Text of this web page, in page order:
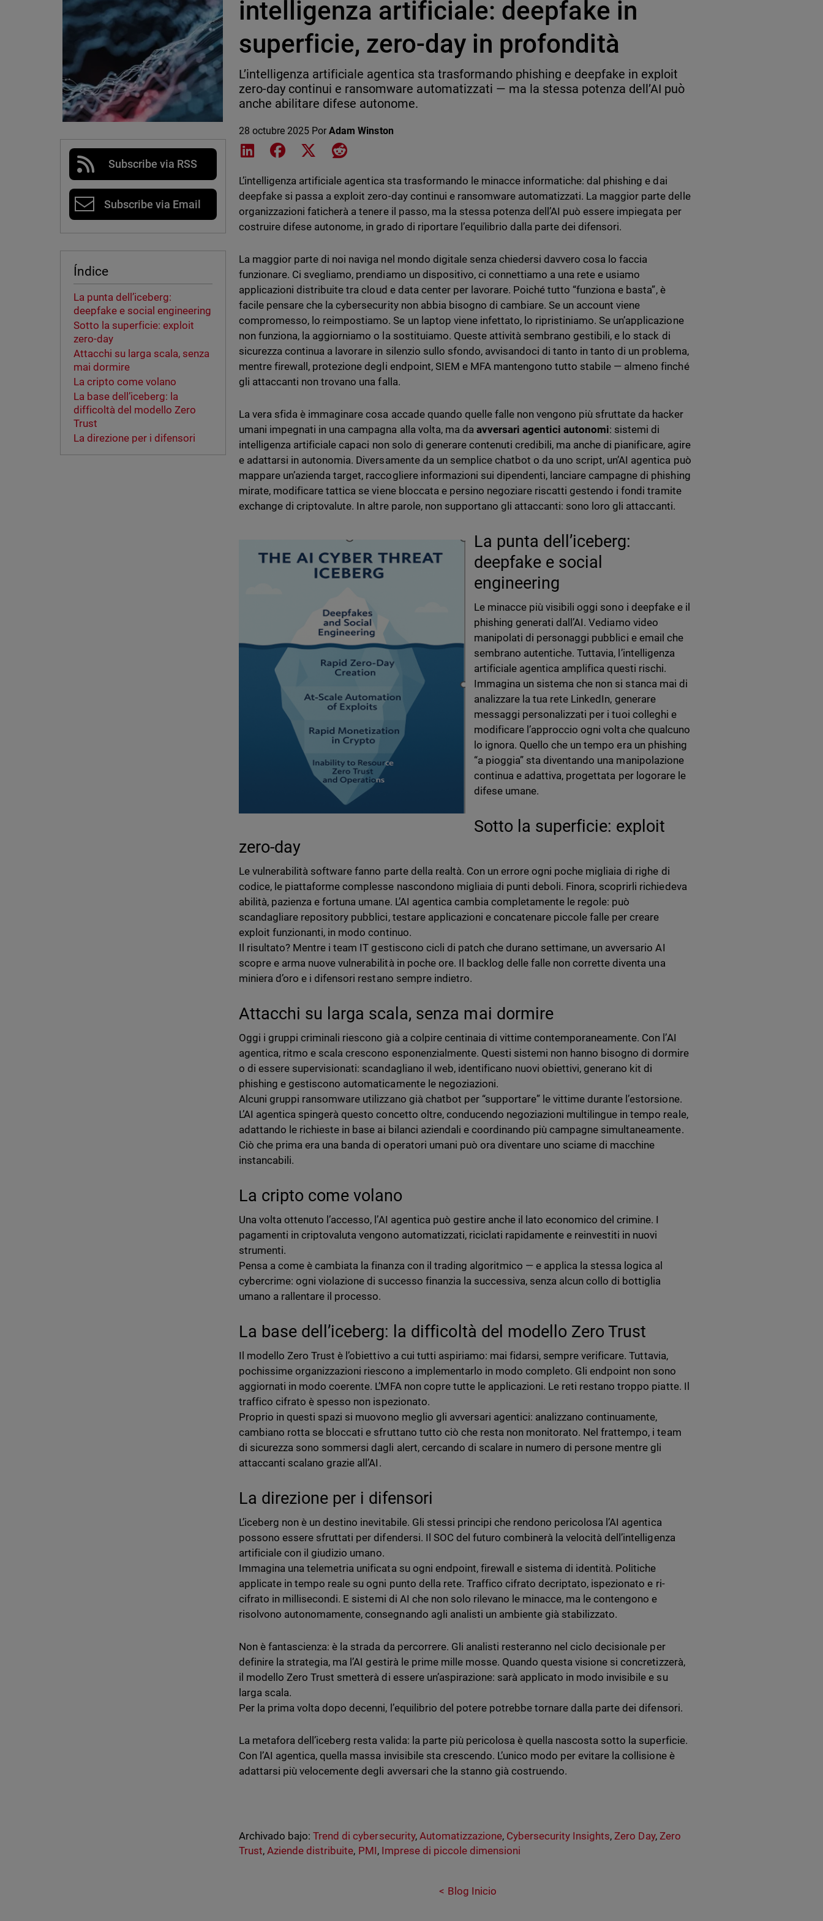
Subscribe via RSS
Subscribe via Email
Índice
La punta dell’iceberg:
deepfake e social engineering
Sotto la superficie: exploit
zero-day
Attacchi su larga scala, senza
mai dormire
La cripto come volano
La base dell’iceberg: la
difficoltà del modello Zero
Trust
La direzione per i difensori
intelligenza artificiale: deepfake in
superficie, zero-day in profondità
L’intelligenza artificiale agentica sta trasformando phishing e deepfake in exploit
zero-day continui e ransomware automatizzati — ma la stessa potenza dell’AI può
anche abilitare difese autonome.
28 octubre 2025 PorAdam Winston
Share on LinkedIn
Share on Facebook
Share on XShare on Reddit
L’intelligenza artificiale agentica sta trasformando le minacce informatiche: dal phishing e dai
deepfake si passa a exploit zero-day continui e ransomware automatizzati. La maggior parte delle
organizzazioni faticherà a tenere il passo, ma la stessa potenza dell’AI può essere impiegata per
costruire difese autonome, in grado di riportare l’equilibrio dalla parte dei difensori.
La maggior parte di noi naviga nel mondo digitale senza chiedersi davvero cosa lo faccia
funzionare. Ci svegliamo, prendiamo un dispositivo, ci connettiamo a una rete e usiamo
applicazioni distribuite tra cloud e data center per lavorare. Poiché tutto “funziona e basta”, è
facile pensare che la cybersecurity non abbia bisogno di cambiare. Se un account viene
compromesso, lo reimpostiamo. Se un laptop viene infettato, lo ripristiniamo. Se un’applicazione
non funziona, la aggiorniamo o la sostituiamo. Queste attività sembrano gestibili, e lo stack di
sicurezza continua a lavorare in silenzio sullo sfondo, avvisandoci di tanto in tanto di un problema,
mentre firewall, protezione degli endpoint, SIEM e MFA mantengono tutto stabile — almeno finché
gli attaccanti non trovano una falla.
La vera sfida è immaginare cosa accade quando quelle falle non vengono più sfruttate da hacker
umani impegnati in una campagna alla volta, ma da avversari agentici autonomi: sistemi di
intelligenza artificiale capaci non solo di generare contenuti credibili, ma anche di pianificare, agire
e adattarsi in autonomia. Diversamente da un semplice chatbot o da uno script, un’AI agentica può
mappare un’azienda target, raccogliere informazioni sui dipendenti, lanciare campagne di phishing
mirate, modificare tattica se viene bloccata e persino negoziare riscatti gestendo i fondi tramite
exchange di criptovalute. In altre parole, non supportano gli attaccanti: sono loro gli attaccanti.
La punta dell’iceberg:
deepfake e social
engineering
Le minacce più visibili oggi sono i deepfake e il
phishing generati dall’AI. Vediamo video
manipolati di personaggi pubblici e email che
sembrano autentiche. Tuttavia, l’intelligenza
artificiale agentica amplifica questi rischi.
Immagina un sistema che non si stanca mai di
analizzare la tua rete LinkedIn, generare
messaggi personalizzati per i tuoi colleghi e
modificare l’approccio ogni volta che qualcuno
lo ignora. Quello che un tempo era un phishing
“a pioggia” sta diventando una manipolazione
continua e adattiva, progettata per logorare le
difese umane.
Sotto la superficie: exploit
zero-day
Le vulnerabilità software fanno parte della realtà. Con un errore ogni poche migliaia di righe di
codice, le piattaforme complesse nascondono migliaia di punti deboli. Finora, scoprirli richiedeva
abilità, pazienza e fortuna umane. L’AI agentica cambia completamente le regole: può
scandagliare repository pubblici, testare applicazioni e concatenare piccole falle per creare
exploit funzionanti, in modo continuo.
Il risultato? Mentre i team IT gestiscono cicli di patch che durano settimane, un avversario AI
scopre e arma nuove vulnerabilità in poche ore. Il backlog delle falle non corrette diventa una
miniera d’oro e i difensori restano sempre indietro.
Attacchi su larga scala, senza mai dormire
Oggi i gruppi criminali riescono già a colpire centinaia di vittime contemporaneamente. Con l’AI
agentica, ritmo e scala crescono esponenzialmente. Questi sistemi non hanno bisogno di dormire
o di essere supervisionati: scandagliano il web, identificano nuovi obiettivi, generano kit di
phishing e gestiscono automaticamente le negoziazioni.
Alcuni gruppi ransomware utilizzano già chatbot per “supportare” le vittime durante l’estorsione.
L’AI agentica spingerà questo concetto oltre, conducendo negoziazioni multilingue in tempo reale,
adattando le richieste in base ai bilanci aziendali e coordinando più campagne simultaneamente.
Ciò che prima era una banda di operatori umani può ora diventare uno sciame di macchine
instancabili.
La cripto come volano
Una volta ottenuto l’accesso, l’AI agentica può gestire anche il lato economico del crimine. I
pagamenti in criptovaluta vengono automatizzati, riciclati rapidamente e reinvestiti in nuovi
strumenti.
Pensa a come è cambiata la finanza con il trading algoritmico — e applica la stessa logica al
cybercrime: ogni violazione di successo finanzia la successiva, senza alcun collo di bottiglia
umano a rallentare il processo.
La base dell’iceberg: la difficoltà del modello Zero Trust
Il modello Zero Trust è l’obiettivo a cui tutti aspiriamo: mai fidarsi, sempre verificare. Tuttavia,
pochissime organizzazioni riescono a implementarlo in modo completo. Gli endpoint non sono
aggiornati in modo coerente. L’MFA non copre tutte le applicazioni. Le reti restano troppo piatte. Il
traffico cifrato è spesso non ispezionato.
Proprio in questi spazi si muovono meglio gli avversari agentici: analizzano continuamente,
cambiano rotta se bloccati e sfruttano tutto ciò che resta non monitorato. Nel frattempo, i team
di sicurezza sono sommersi dagli alert, cercando di scalare in numero di persone mentre gli
attaccanti scalano grazie all’AI.
La direzione per i difensori
L’iceberg non è un destino inevitabile. Gli stessi principi che rendono pericolosa l’AI agentica
possono essere sfruttati per difendersi. Il SOC del futuro combinerà la velocità dell’intelligenza
artificiale con il giudizio umano.
Immagina una telemetria unificata su ogni endpoint, firewall e sistema di identità. Politiche
applicate in tempo reale su ogni punto della rete. Traffico cifrato decriptato, ispezionato e ri-
cifrato in millisecondi. E sistemi di AI che non solo rilevano le minacce, ma le contengono e
risolvono autonomamente, consegnando agli analisti un ambiente già stabilizzato.
Non è fantascienza: è la strada da percorrere. Gli analisti resteranno nel ciclo decisionale per
definire la strategia, ma l’AI gestirà le prime mille mosse. Quando questa visione si concretizzerà,
il modello Zero Trust smetterà di essere un’aspirazione: sarà applicato in modo invisibile e su
larga scala.
Per la prima volta dopo decenni, l’equilibrio del potere potrebbe tornare dalla parte dei difensori.
La metafora dell’iceberg resta valida: la parte più pericolosa è quella nascosta sotto la superficie.
Con l’AI agentica, quella massa invisibile sta crescendo. L’unico modo per evitare la collisione è
adattarsi più velocemente degli avversari che la stanno già costruendo.
Archivado bajo: Trend di cybersecurity, Automatizzazione, Cybersecurity Insights,Zero Day, Zero
Trust,Aziende distribuite, PMI, Imprese di piccole dimensioni
Blog Inicio